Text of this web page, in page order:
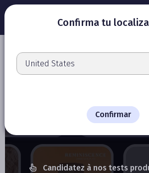
Rejoignez-nous
Candidatez à nos tests
Confirma tu
Confirmar